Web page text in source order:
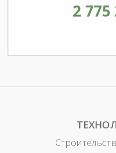
2 775